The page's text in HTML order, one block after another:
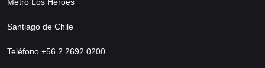
Santiago de Chile
Teléfono +56 2 2692 0200